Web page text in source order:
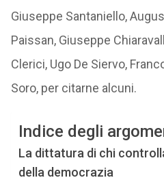
Giuseppe Santaniello,
Paissan, Giuseppe
Clerici, Ugo De Siervo,
Soro, per citarne alcuni.
Indice degli
La dittatura di chi
della democrazia